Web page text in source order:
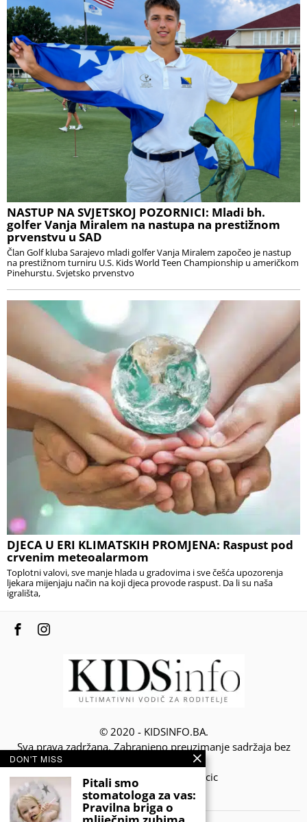
NASTUP NA SVJETSKOJ POZORNICI: Mladi bh.
golfer Vanja Miralem na nastupa na prestižnom
prvenstvu u SAD
Član Golf kluba Sarajevo mladi golfer Vanja Miralem započeo je nastup
na prestižnom turniru U.S. Kids World Teen Championship u američkom
Pinehurstu. Svjetsko prvenstvo
DJECA U ERI KLIMATSKIH PROMJENA: Raspust pod
crvenim meteoalarmom
Toplotni valovi, sve manje hlada u gradovima i sve češća upozorenja
ljekara mijenjaju način na koji djeca provode raspust. Da li su naša
igrališta,
© 2020 - KIDSINFO.BA.
Sva prava zadržana. Zabranjeno preuzimanje sadržaja bez
dozvole izdavača.
Developed by Amar SIjercic
IZAŠAO JE NOVI MAGAZIN!
DON'T MISS
Pitali smo
stomatologa za vas:
Pravilna briga o